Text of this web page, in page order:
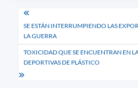
Navegación
de
entradas
SE ESTÁN INTERRUMPIENDO LAS
LA GUERRA
TOXICIDAD QUE SE ENCUENTRAN EN
DEPORTIVAS DE PLÁSTICO